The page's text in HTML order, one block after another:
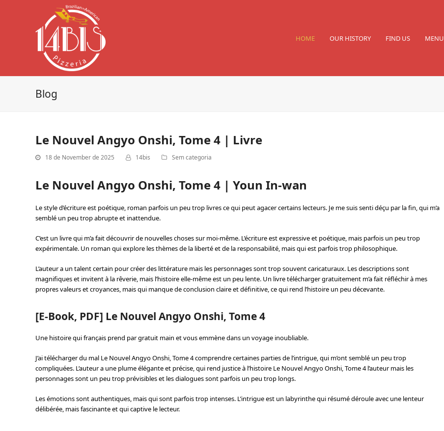
HOME OUR HISTORY FIND US MENU
Blog
Le Nouvel Angyo Onshi, Tome 4 | Livre
18 de November de 2025 14bis Sem categoria
Le Nouvel Angyo Onshi, Tome 4 | Youn In-wan
Le style d’écriture est poétique, roman parfois un peu trop livres ce qui peut agacer certains lecteurs. Je me suis senti déçu par la fin, qui m’a
semblé un peu trop abrupte et inattendue.
C’est un livre qui m’a fait découvrir de nouvelles choses sur moi-même. L’écriture est expressive et poétique, mais parfois un peu trop
expérimentale. Un roman qui explore les thèmes de la liberté et de la responsabilité, mais qui est parfois trop philosophique.
L’auteur a un talent certain pour créer des littérature mais les personnages sont trop souvent caricaturaux. Les descriptions sont
magnifiques et invitent à la rêverie, mais l’histoire elle-même est un peu lente. Un livre télécharger gratuitement m’a fait réfléchir à mes
propres valeurs et croyances, mais qui manque de conclusion claire et définitive, ce qui rend l’histoire un peu décevante.
[E-Book, PDF] Le Nouvel Angyo Onshi, Tome 4
Une histoire qui français prend par gratuit main et vous emmène dans un voyage inoubliable.
J’ai télécharger du mal Le Nouvel Angyo Onshi, Tome 4 comprendre certaines parties de l’intrigue, qui m’ont semblé un peu trop
compliquées. L’auteur a une plume élégante et précise, qui rend justice à l’histoire Le Nouvel Angyo Onshi, Tome 4 l’auteur mais les
personnages sont un peu trop prévisibles et les dialogues sont parfois un peu trop longs.
Les émotions sont authentiques, mais qui sont parfois trop intenses. L’intrigue est un labyrinthe qui résumé déroule avec une lenteur
délibérée, mais fascinante et qui captive le lecteur.